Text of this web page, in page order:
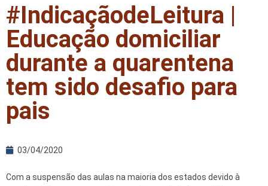
#IndicaçãodeLeitura |
Educação domiciliar
durante a quarentena
tem sido desafio para
pais
03/04/2020
Com a suspensão das aulas na maioria dos estados devido à